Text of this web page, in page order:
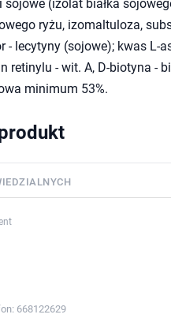
(izolat białka
ryżu, izomaltuloza,
- lecytyny (sojowe); kwas L-
retinylu - wit. A, D-biotyna -
minimum 53%.
668122629